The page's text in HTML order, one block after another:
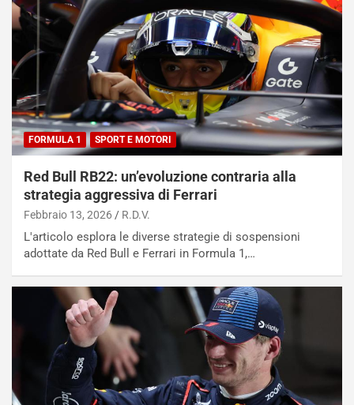
FORMULA 1 SPORT E MOTORI
Red Bull RB22: un’evoluzione contraria alla
strategia aggressiva di Ferrari
Febbraio 13, 2026 R.D.V.
L'articolo esplora le diverse strategie di sospensioni
adottate da Red Bull e Ferrari in Formula 1,…